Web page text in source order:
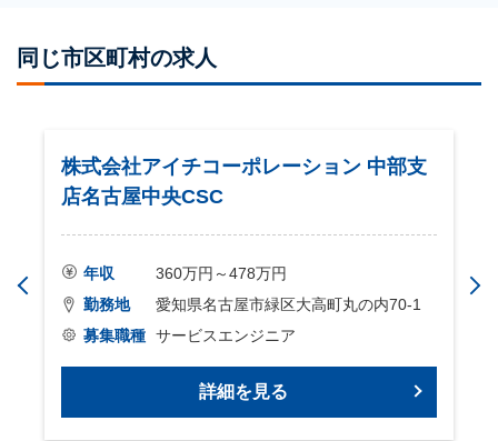
同じ市区町村の求人
株式会社アイチコーポレーション 中部支
店名古屋中央CSC
年収
360万円～478万円
勤務地
愛知県名古屋市緑区大高町丸の内70-1
募集職種 サービスエンジニア
詳細を見る